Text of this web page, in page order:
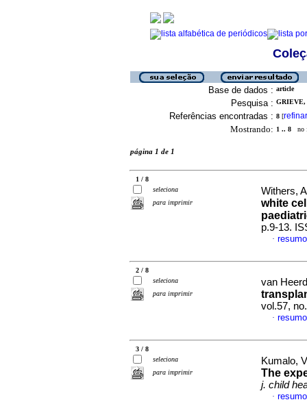
Base de dados : article
Pesquisa : GRIEVE,
Referências encontradas : 8 [refinar
Mostrando: 1 .. 8 no
página 1 de 1
1 / 8
seleciona
para imprimir
Withers,
white
p.9-13.
·
2 / 8
seleciona
para imprimir
van
vol.57,
·
3 / 8
seleciona
para imprimir
Kumalo,
The
j. child
·